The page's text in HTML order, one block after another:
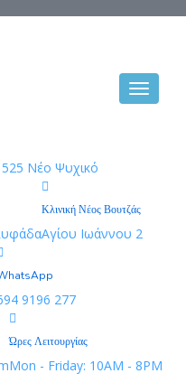
Νέο Ψυχικό
Κλινική Νέος Βουτζάς
Αγίου Ιωάννου 2
9196 277
Ώρες Λειτουργίας
Mon - Friday: 10AM - 8PM